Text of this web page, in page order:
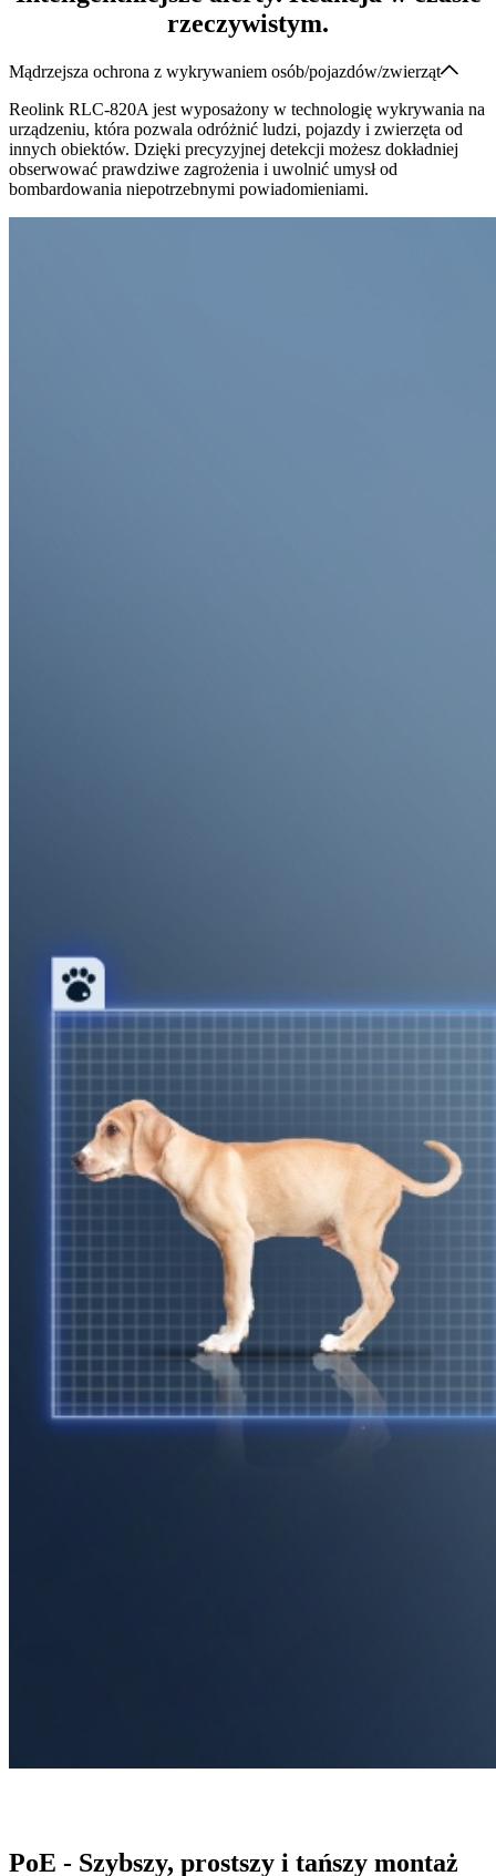
rzeczywistym.
Mądrzejsza ochrona z wykrywaniem osób/pojazdów/zwierząt
Reolink RLC-820A jest wyposażony w technologię wykrywania na
urządzeniu, która pozwala odróżnić ludzi, pojazdy i zwierzęta od
innych obiektów. Dzięki precyzyjnej detekcji możesz dokładniej
obserwować prawdziwe zagrożenia i uwolnić umysł od
bombardowania niepotrzebnymi powiadomieniami.
PoE - Szybszy, prostszy i tańszy montaż